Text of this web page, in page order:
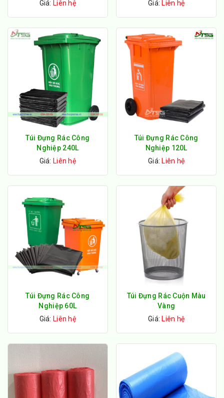
Giá: Liên hệ Giá: Liên hệ
Túi Đựng Rác Công
Nghiệp 240L
Giá: Liên hệ
Túi Đựng Rác Công
Nghiệp 120L
Giá: Liên hệ
Túi Đựng Rác Công
Nghiệp 60L
Giá: Liên hệ
Túi Đựng Rác Cuộn Màu
Vàng
Giá: Liên hệ